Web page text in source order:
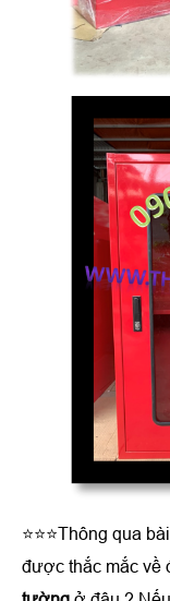
⭐⭐⭐Thông qua
được thắc mắc về